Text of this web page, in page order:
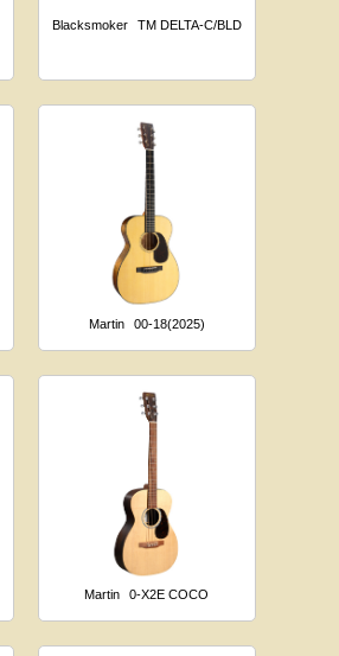
Blacksmoker TM DELTA-C/BLD
Martin 00-18(2025)
Martin 0-X2E COCO